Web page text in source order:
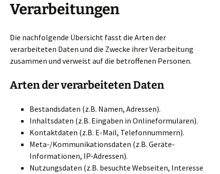
Verarbeitungen
Die nachfolgende Übersicht fasst die Arten der
verarbeiteten Daten und die Zwecke ihrer Verarbeitung
zusammen und verweist auf die betroffenen Personen.
Arten der verarbeiteten Daten
Bestandsdaten (z.B. Namen, Adressen).
Inhaltsdaten (z.B. Eingaben in Onlineformularen).
Kontaktdaten (z.B. E-Mail, Telefonnummern).
Meta-/Kommunikationsdaten (z.B. Geräte-
Informationen, IP-Adressen).
Nutzungsdaten (z.B. besuchte Webseiten, Interesse